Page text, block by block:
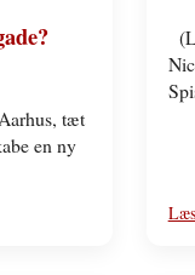
tæt
en ny